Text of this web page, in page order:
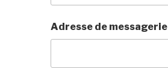
Adresse de messagerie